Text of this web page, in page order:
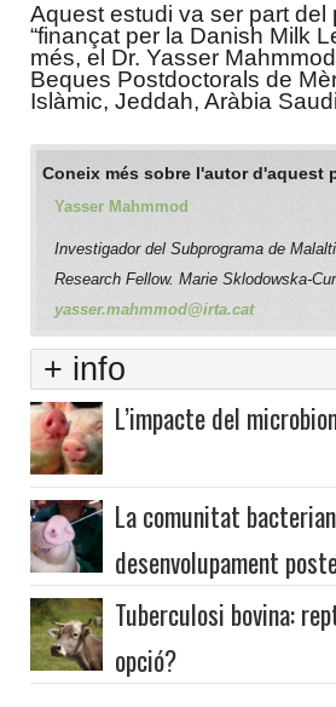
Aquest estudi va ser part del
“finançat per la Danish Milk
més, el Dr. Yasser
Beques Postdoctorals de
Islàmic, Jeddah, Aràbia
Coneix més sobre l'autor d'aquest
Yasser Mahmmod
Investigador del Subprograma de
Research Fellow. Marie Sklodowska-
yasser.mahmmod@irta.cat
+ info
L’impacte del
La comunitat
desenvolupament
Tuberculosi bovina:
opció?